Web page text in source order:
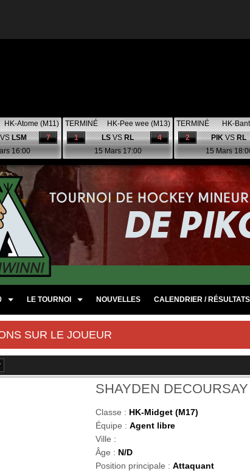
HK-Atome (M11)
7
LSM
16:00
TERMINÉ
HK-Pee wee (M13)
4
1 LSVSRL
15 Mars 17:00
TERMINÉ
HK-
2 PIKVSRL
15 Mars
LE TOURNOI NOUVELLES CALENDRIER / RÉSULTATS
SUR LE JOUEUR
SHAYDEN DECOURSAY
Classe : HK-Midget (M17)
Équipe : Agent libre
Ville :
Âge : N/D
Position principale : Attaquant